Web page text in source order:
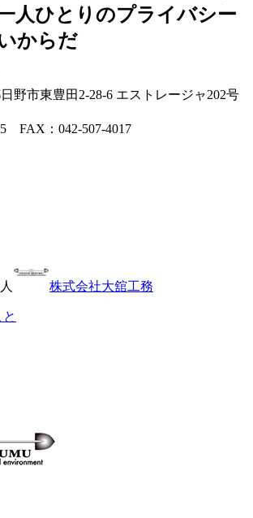
人ひとりのプライバシー
からだ
野市東豊田2-28-6 エストレージャ202号
FAX：042-507-4017
株式会社大舘工務